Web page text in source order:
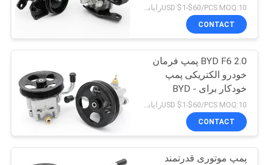
درخواست
نقل
قول
نقشه
سایت
CONTACT
BYD F6 2.0 پمپ فرمان
خودرو الکتریکی پمپ
خودکار برای BYD -
3680012
USD $1-$60/PCS MOQ:10رایانه های شخصی
CONTACT
پمپ موتوری قدرتمند